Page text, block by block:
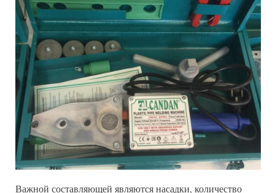
Важной составляющей являются насадки, количество